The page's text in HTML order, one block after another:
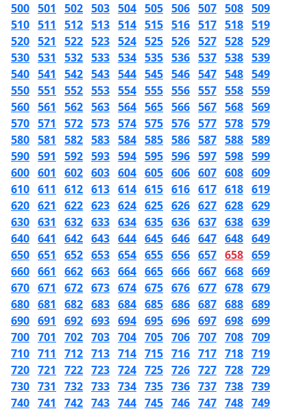
500 501 502 503 504 505 506 507 508 509
510 511 512 513 514 515 516 517 518 519
520 521 522 523 524 525 526 527 528 529
530 531 532 533 534 535 536 537 538 539
540 541 542 543 544 545 546 547 548 549
550 551 552 553 554 555 556 557 558 559
560 561 562 563 564 565 566 567 568 569
570 571 572 573 574 575 576 577 578 579
580 581 582 583 584 585 586 587 588 589
590 591 592 593 594 595 596 597 598 599
600 601 602 603 604 605 606 607 608 609
610 611 612 613 614 615 616 617 618 619
620 621 622 623 624 625 626 627 628 629
630 631 632 633 634 635 636 637 638 639
640 641 642 643 644 645 646 647 648 649
650 651 652 653 654 655 656 657 658 659
660 661 662 663 664 665 666 667 668 669
670 671 672 673 674 675 676 677 678 679
680 681 682 683 684 685 686 687 688 689
690 691 692 693 694 695 696 697 698 699
700 701 702 703 704 705 706 707 708 709
710 711 712 713 714 715 716 717 718 719
720 721 722 723 724 725 726 727 728 729
730 731 732 733 734 735 736 737 738 739
740 741 742 743 744 745 746 747 748 749